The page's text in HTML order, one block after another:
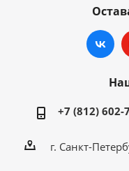
+7 (812) 602-
г. Санкт-